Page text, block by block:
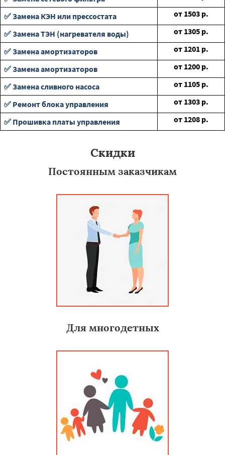
✅ Замена КЭН или прессостата
от 1503 р.
✅ Замена ТЭН (нагревателя воды)
от 1305 р.
✅ Замена амортизаторов
от 1201 р.
✅ Замена амортизаторов
от 1200 р.
✅ Замена сливного насоса
от 1105 р.
✅ Ремонт блока управления
от 1303 р.
✅ Прошивка платы управления
от 1208 р.
Скидки
Постоянным заказчикам
Для многодетных